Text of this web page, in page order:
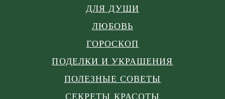
ДЛЯ ДУШИ
ЛЮБОВЬ
ГОРОСКОП
ПОДЕЛКИ И УКРАШЕНИЯ
ПОЛЕЗНЫЕ СОВЕТЫ
СЕКРЕТЫ КРАСОТЫ